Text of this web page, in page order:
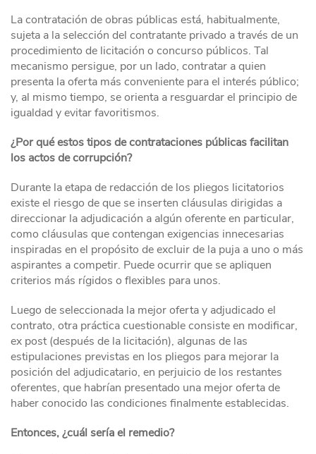
La contratación de obras públicas está, habitualmente,
sujeta a la selección del contratante privado a través de un
procedimiento de licitación o concurso públicos. Tal
mecanismo persigue, por un lado, contratar a quien
presenta la oferta más conveniente para el interés público;
y, al mismo tiempo, se orienta a resguardar el principio de
igualdad y evitar favoritismos.
¿Por qué estos tipos de contrataciones públicas facilitan
los actos de corrupción?
Durante la etapa de redacción de los pliegos licitatorios
existe el riesgo de que se inserten cláusulas dirigidas a
direccionar la adjudicación a algún oferente en particular,
como cláusulas que contengan exigencias innecesarias
inspiradas en el propósito de excluir de la puja a uno o más
aspirantes a competir. Puede ocurrir que se apliquen
criterios más rígidos o flexibles para unos.
Luego de seleccionada la mejor oferta y adjudicado el
contrato, otra práctica cuestionable consiste en modificar,
ex post (después de la licitación), algunas de las
estipulaciones previstas en los pliegos para mejorar la
posición del adjudicatario, en perjuicio de los restantes
oferentes, que habrían presentado una mejor oferta de
haber conocido las condiciones finalmente establecidas.
Entonces, ¿cuál sería el remedio?